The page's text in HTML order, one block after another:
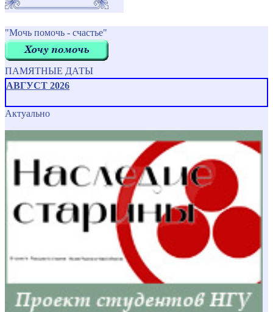
"Мочь помочь - счастье"
ПАМЯТНЫЕ ДАТЫ
АВГУСТ 2026
Актуально